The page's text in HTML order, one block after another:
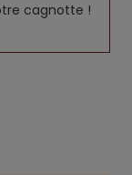
cagnotte !